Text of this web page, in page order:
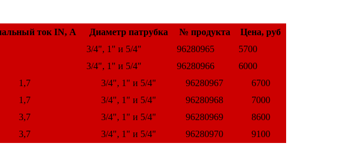
ток IN, А Диаметр патрубка № продукта
Цена, руб
3/4", 1" и 5/4" 96280965
5700
3/4", 1" и 5/4" 96280966
6000
1,7 3/4", 1" и 5/4" 96280967
6700
1,7 3/4", 1" и 5/4" 96280968
7000
3,7 3/4", 1" и 5/4" 96280969
8600
3,7 3/4", 1" и 5/4" 96280970 9100